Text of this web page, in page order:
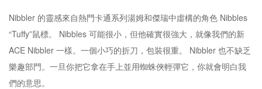
Nibbler 的靈感來自熱門卡通系列湯姆和傑瑞中虛構的角色 Nibbles
“Tuffy”鼠標。 Nibbles 可能很小，但他確實很強大，就像我們的新
ACE Nibbler 一樣。一個小巧的折刀，包裝很重。 Nibbler 也不缺乏
樂趣部門。一旦你把它拿在手上並用蜘蛛俠輕彈它，你就會明白我
們的意思。